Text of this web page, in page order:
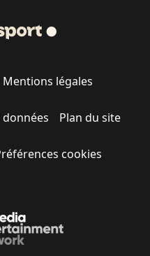
Mentions légales
Plan du site
cookies